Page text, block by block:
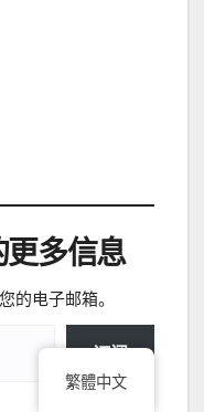
更多信息
的电子邮箱。
订阅
繁體中文